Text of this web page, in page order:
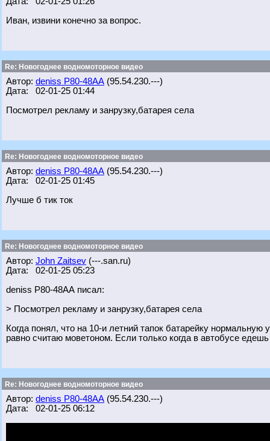
Иван, извини конечно за вопрос.
Re: Новогоднее водномоторное видео
Автор: deniss Р80-48АА (95.54.230.---)
Дата: 02-01-25 01:44
Посмотрел рекламу и занрузку,батарея села
Re: Новогоднее водномоторное видео
Автор: deniss Р80-48АА (95.54.230.---)
Дата: 02-01-25 01:45
Лучше б тик ток
Re: Новогоднее водномоторное видео
Автор: John Zaitsev (---.san.ru)
Дата: 02-01-25 05:23
deniss Р80-48АА писал:
> Посмотрел рекламу и занрузку,батарея села
Когда понял, что на 10-и летний тапок батарейку нормальную
равно считаю моветоном. Если только когда в автобусе
Re: Новогоднее водномоторное видео
Автор: deniss Р80-48АА (95.54.230.---)
Дата: 02-01-25 06:12